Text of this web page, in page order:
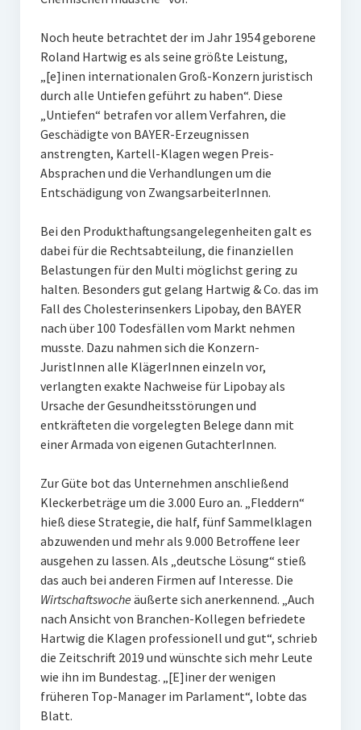
Noch heute betrachtet der im Jahr 1954 geborene
Roland Hartwig es als seine größte Leistung,
„[e]inen internationalen Groß-Konzern juristisch
durch alle Untiefen geführt zu haben“. Diese
„Untiefen“ betrafen vor allem Verfahren, die
Geschädigte von BAYER-Erzeugnissen
anstrengten, Kartell-Klagen wegen Preis-
Absprachen und die Verhandlungen um die
Entschädigung von ZwangsarbeiterInnen.
Bei den Produkthaftungsangelegenheiten galt es
dabei für die Rechtsabteilung, die finanziellen
Belastungen für den Multi möglichst gering zu
halten. Besonders gut gelang Hartwig & Co. das im
Fall des Cholesterinsenkers Lipobay, den BAYER
nach über 100 Todesfällen vom Markt nehmen
musste. Dazu nahmen sich die Konzern-
JuristInnen alle KlägerInnen einzeln vor,
verlangten exakte Nachweise für Lipobay als
Ursache der Gesundheitsstörungen und
entkräfteten die vorgelegten Belege dann mit
einer Armada von eigenen GutachterInnen.
Zur Güte bot das Unternehmen anschließend
Kleckerbeträge um die 3.000 Euro an. „Fleddern“
hieß diese Strategie, die half, fünf Sammelklagen
abzuwenden und mehr als 9.000 Betroffene leer
ausgehen zu lassen. Als „deutsche Lösung“ stieß
das auch bei anderen Firmen auf Interesse. Die
Wirtschaftswoche äußerte sich anerkennend. „Auch
nach Ansicht von Branchen-Kollegen befriedete
Hartwig die Klagen professionell und gut“, schrieb
die Zeitschrift 2019 und wünschte sich mehr Leute
wie ihn im Bundestag. „[E]iner der wenigen
früheren Top-Manager im Parlament“, lobte das
Blatt.